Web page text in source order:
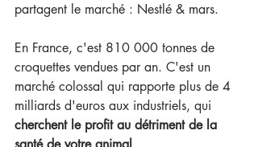
partagent le marché : Nestlé & mars.
En France, c'est 810 000 tonnes de
croquettes vendues par an. C'est un
marché colossal qui rapporte plus de 4
milliards d'euros aux industriels, qui
cherchent le profit au détriment de la